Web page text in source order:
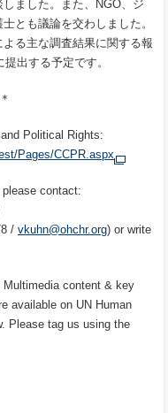
ました。また、NGO、ジ
とも議論を交わしました。
る主な調査結果に関する報
出する予定です。
Political Rights:
Pages/CCPR.aspx
contact:
/ vkuhn@ohchr.org) or write
Multimedia content & key
available on UN Human
Please tag us using the